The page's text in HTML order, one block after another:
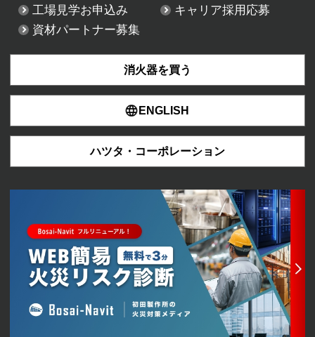
工場見学お申込み
キャリア採用応募
資材パートナー募集
消火器を買う
ENGLISH
ハツタ・コーポレーション